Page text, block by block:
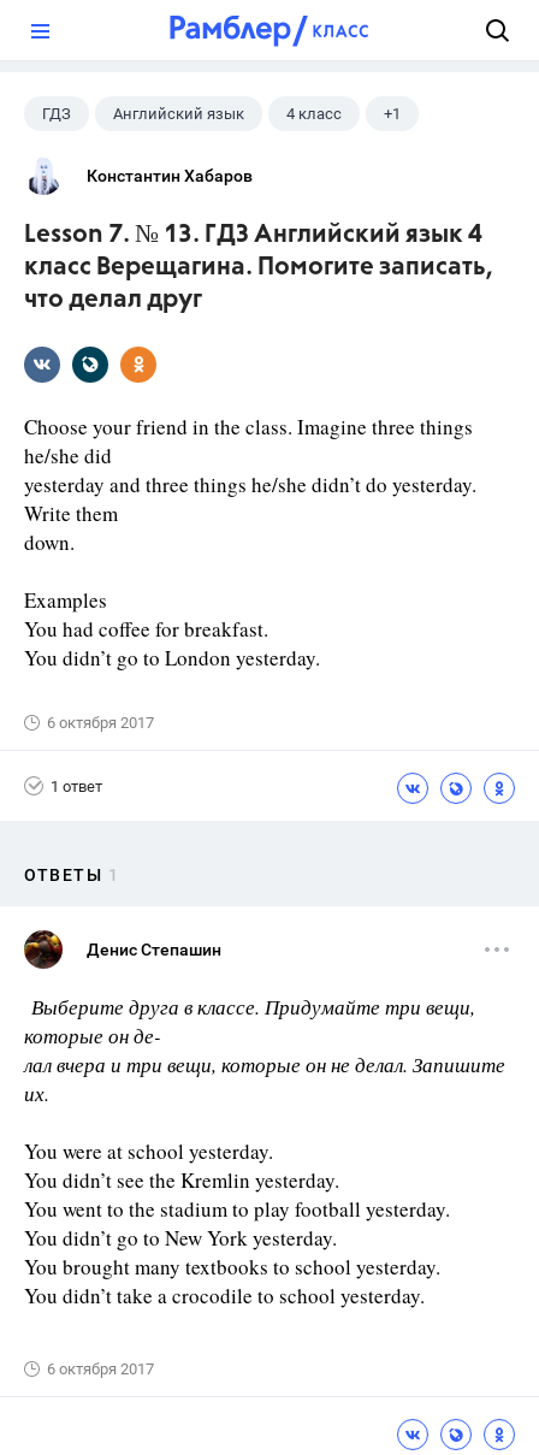
ГДЗ Английский язык 4 класс +1
Верещагина И.Н.
Константин Хабаров
Lesson 7. № 13. ГДЗ Английский язык 4
класс Верещагина. Помогите записать,
что делал друг
Choose your friend in the class. Imagine three things
he/she did
yesterday and three things he/she didn’t do yesterday.
Write them
down.
Examples
You had coffee for breakfast.
You didn’t go to London yesterday.
6 октября 2017
1 ответ
ОТВЕТЫ 1
Денис Степашин
Выберите друга в классе. Придумайте три вещи,
которые он де-
лал вчера и три вещи, которые он не делал. Запишите
их.
You were at school yesterday.
You didn’t see the Kremlin yesterday.
You went to the stadium to play football yesterday.
You didn’t go to New York yesterday.
You brought many textbooks to school yesterday.
You didn’t take a crocodile to school yesterday.
6 октября 2017